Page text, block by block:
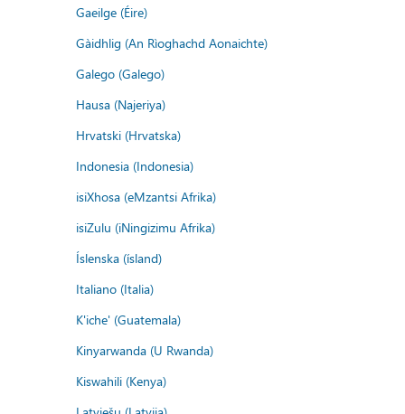
Gaeilge (Éire)
Gàidhlig (An Rìoghachd Aonaichte)
Galego (Galego)
Hausa (Najeriya)
Hrvatski (Hrvatska)
Indonesia (Indonesia)
isiXhosa (eMzantsi Afrika)
isiZulu (iNingizimu Afrika)
Íslenska (ísland)
Italiano (Italia)
K'iche' (Guatemala)
Kinyarwanda (U Rwanda)
Kiswahili (Kenya)